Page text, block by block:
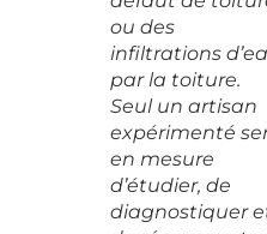
ou des
infiltrations
par la toiture.
Seul un artisan
expérimenté
en mesure
d’étudier, de
diagnostiquer